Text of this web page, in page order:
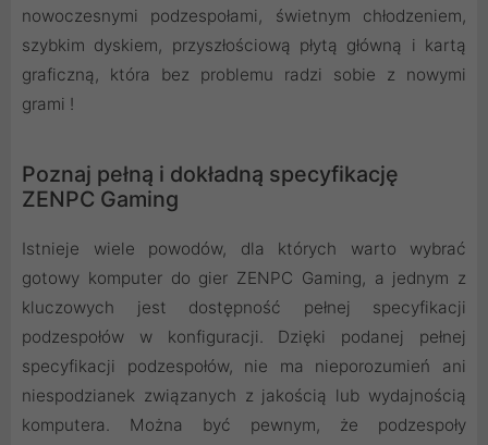
nowoczesnymi podzespołami, świetnym chłodzeniem,
szybkim dyskiem, przyszłościową płytą główną i kartą
graficzną, która bez problemu radzi sobie z nowymi
grami !
Poznaj pełną i dokładną specyfikację
ZENPC Gaming
Istnieje wiele powodów, dla których warto wybrać
gotowy komputer do gier ZENPC Gaming, a jednym z
kluczowych jest dostępność pełnej specyfikacji
podzespołów w konfiguracji. Dzięki podanej pełnej
specyfikacji podzespołów, nie ma nieporozumień ani
niespodzianek związanych z jakością lub wydajnością
komputera. Można być pewnym, że podzespoły